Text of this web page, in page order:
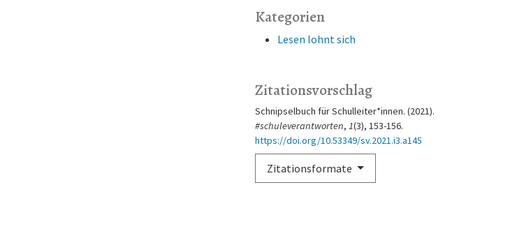
Kategorien
Lesen lohnt sich
Zitationsvorschlag
Schnipselbuch für Schulleiter*innen. (2021).
#schuleverantworten, 1(3), 153-156.
https://doi.org/10.53349/sv.2021.i3.a145
Zitationsformate